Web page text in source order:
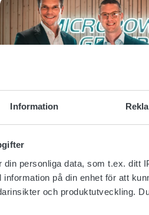
Information
din personliga data, som t.ex. ditt
på din enhet för att
och produktutveckling.
MICROPOWER GROUP
MED
OCH FORTSÄTTER
ATT ACCELERERA EN
OMSTÄLLNING